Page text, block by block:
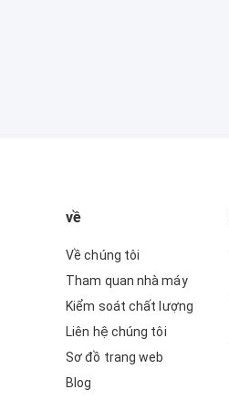
về
Về chúng tôi
Tham quan nhà máy
Kiểm soát chất lượng
Liên hệ chúng tôi
Sơ đồ trang web
Blog